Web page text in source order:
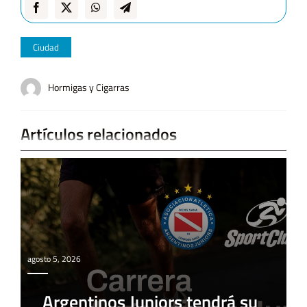
Ciudad
Hormigas y Cigarras
Artículos relacionados
agosto 5, 2026